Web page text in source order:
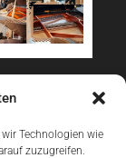
Technologien wie
zuzugreifen.